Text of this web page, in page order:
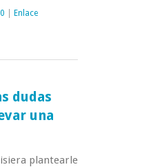
Enlace
dudas
una
plantearle